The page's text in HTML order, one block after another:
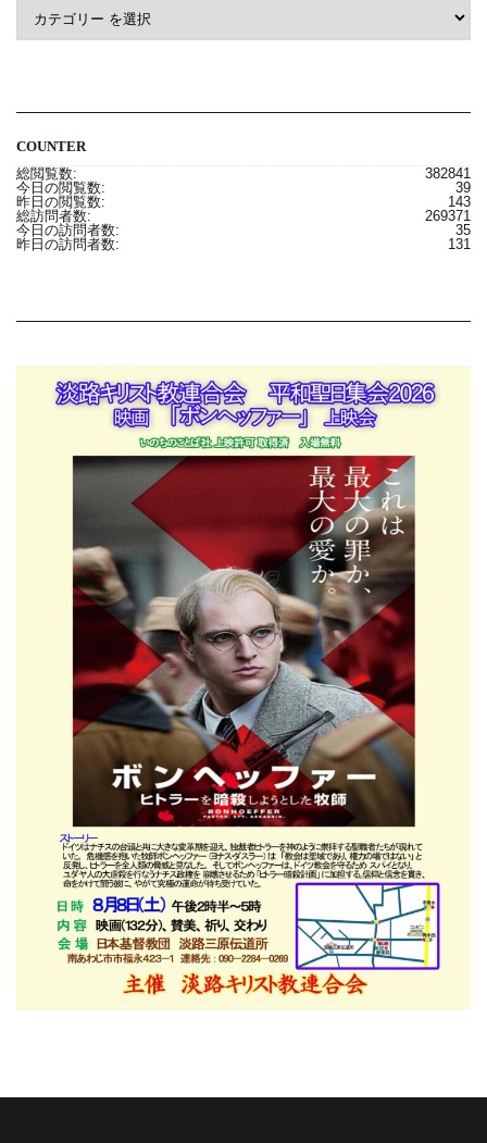
COUNTER
382841
総閲覧数:
39
今日の閲覧数:
143
昨日の閲覧数:
269371
総訪問者数:
35
今日の訪問者数:
131
昨日の訪問者数: